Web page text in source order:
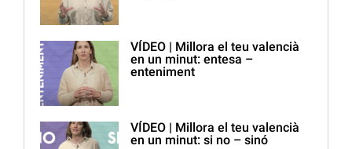
VÍDEO | Millora el teu valencià
en un minut: entesa –
enteniment
VÍDEO | Millora el teu valencià
en un minut: si no – sinó